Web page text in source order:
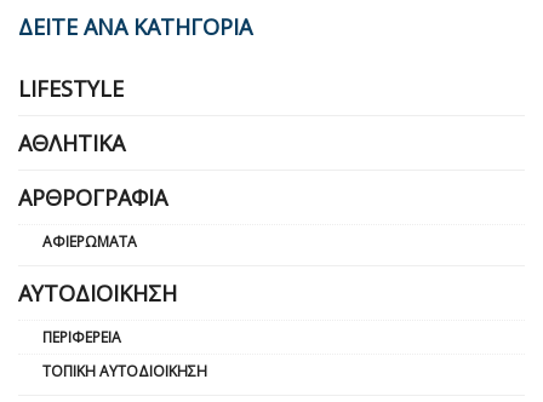
ΔΕΙΤΕ ΑΝΑ ΚΑΤΗΓΟΡΙΑ
LIFESTYLE
ΑΘΛΗΤΙΚΆ
ΑΡΘΡΟΓΡΑΦΊΑ
ΑΦΙΕΡΏΜΑΤΑ
ΑΥΤΟΔΙΟΊΚΗΣΗ
ΠΕΡΙΦΈΡΕΙΑ
ΤΟΠΙΚΉ ΑΥΤΟΔΙΟΊΚΗΣΗ